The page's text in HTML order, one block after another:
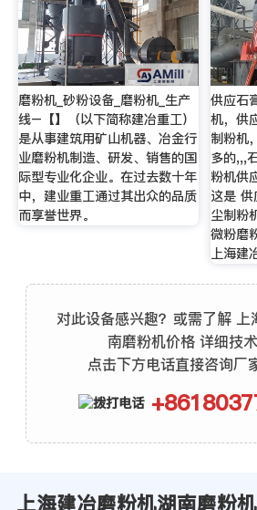
磨粉机_砂粉设备_磨粉机_生产
线–【】（以下简称建冶重工）
是从事建筑用矿山机器、冶金行
业磨粉机制造、研发、销售的国
际型专业化企业。在过去数十年
中，建业重工通过其出众的品质
而享誉世界。
供应石
机，供
制粉机
多的,,,
粉机供
这是
尘制粉
微粉磨
上海建
对此设备感兴趣？或需了解 上
南磨粉机价格 详细技术
点击下方电话直接咨询厂
上海建冶磨粉机湖南磨粉